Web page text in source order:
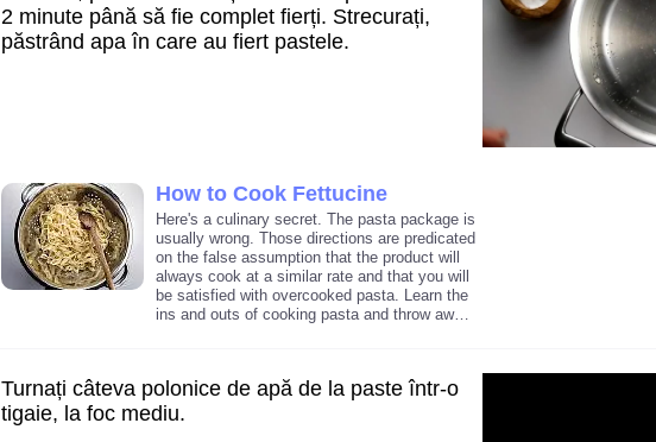
2 minute până să fie complet fierți. Strecurați,
păstrând apa în care au fiert pastele.
How to Cook Fettucine
Here's a culinary secret. The pasta package is
usually wrong. Those directions are predicated
on the false assumption that the product will
always cook at a similar rate and that you will
be satisfied with overcooked pasta. Learn the
ins and outs of cooking pasta and throw away
Turnați câteva polonice de apă de la paste într-o
tigaie, la foc mediu.